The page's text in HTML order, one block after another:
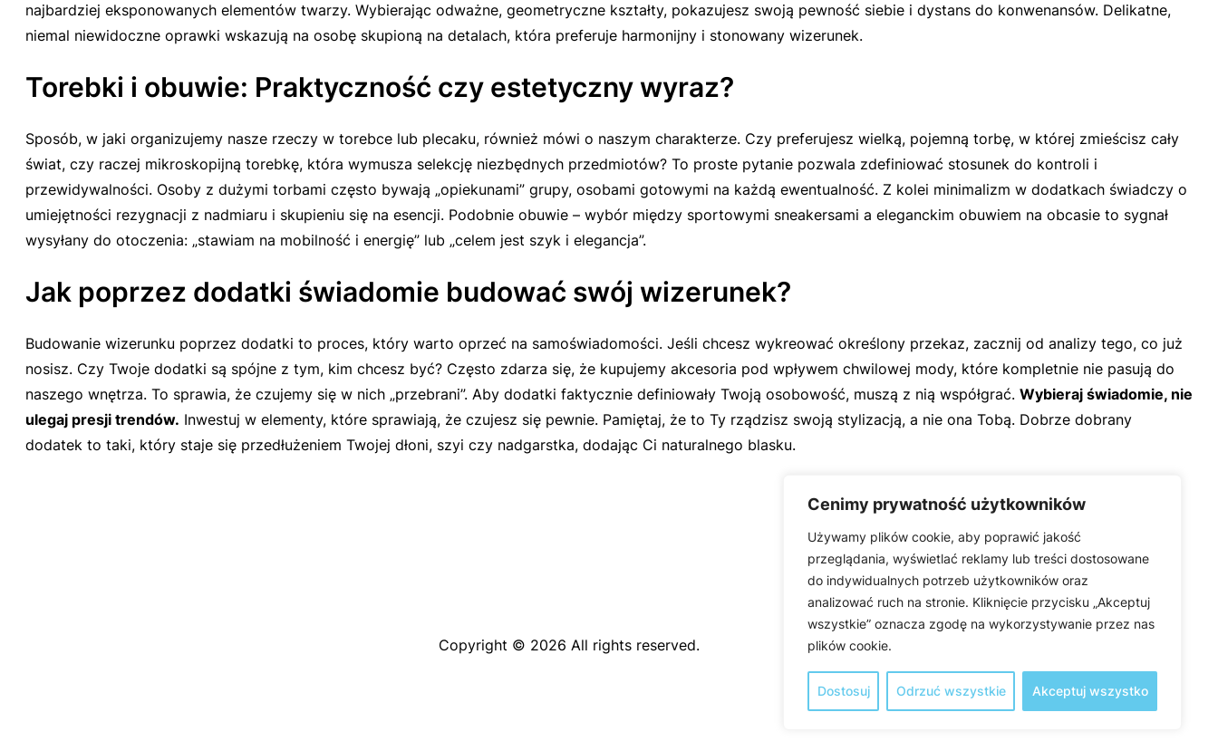
Cenimy prywatność użytkowników
Używamy plików cookie, aby poprawić jakość
przeglądania, wyświetlać reklamy lub treści dostosowane
do indywidualnych potrzeb użytkowników oraz
analizować ruch na stronie. Kliknięcie przycisku „Akceptuj
wszystkie” oznacza zgodę na wykorzystywanie przez nas
plików cookie.
Dostosuj Odrzuć wszystkie Akceptuj wszystko
najbardziej eksponowanych elementów twarzy. Wybierając odważne, geometryczne kształty, pokazujesz swoją pewność siebie i dystans do konwenansów. Delikatne,
niemal niewidoczne oprawki wskazują na osobę skupioną na detalach, która preferuje harmonijny i stonowany wizerunek.
Torebki i obuwie: Praktyczność czy estetyczny wyraz?
Sposób, w jaki organizujemy nasze rzeczy w torebce lub plecaku, również mówi o naszym charakterze. Czy preferujesz wielką, pojemną torbę, w której zmieścisz cały
świat, czy raczej mikroskopijną torebkę, która wymusza selekcję niezbędnych przedmiotów? To proste pytanie pozwala zdefiniować stosunek do kontroli i
przewidywalności. Osoby z dużymi torbami często bywają „opiekunami” grupy, osobami gotowymi na każdą ewentualność. Z kolei minimalizm w dodatkach świadczy o
umiejętności rezygnacji z nadmiaru i skupieniu się na esencji. Podobnie obuwie – wybór między sportowymi sneakersami a eleganckim obuwiem na obcasie to sygnał
wysyłany do otoczenia: „stawiam na mobilność i energię” lub „celem jest szyk i elegancja”.
Jak poprzez dodatki świadomie budować swój wizerunek?
Budowanie wizerunku poprzez dodatki to proces, który warto oprzeć na samoświadomości. Jeśli chcesz wykreować określony przekaz, zacznij od analizy tego, co już
nosisz. Czy Twoje dodatki są spójne z tym, kim chcesz być? Często zdarza się, że kupujemy akcesoria pod wpływem chwilowej mody, które kompletnie nie pasują do
naszego wnętrza. To sprawia, że czujemy się w nich „przebrani”. Aby dodatki faktycznie definiowały Twoją osobowość, muszą z nią współgrać. Wybieraj świadomie, nie
ulegaj presji trendów. Inwestuj w elementy, które sprawiają, że czujesz się pewnie. Pamiętaj, że to Ty rządzisz swoją stylizacją, a nie ona Tobą. Dobrze dobrany
dodatek to taki, który staje się przedłużeniem Twojej dłoni, szyi czy nadgarstka, dodając Ci naturalnego blasku.
Copyright © 2026 All rights reserved.